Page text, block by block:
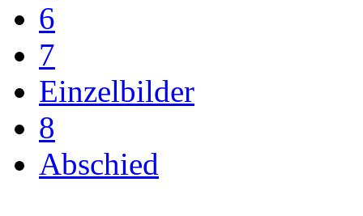
6
7
Einzelbilder
8
Abschied